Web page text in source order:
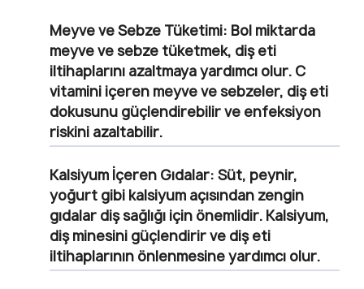
Meyve ve Sebze Tüketimi: Bol miktarda
meyve ve sebze tüketmek, diş eti
iltihaplarını azaltmaya yardımcı olur. C
vitamini içeren meyve ve sebzeler, diş eti
dokusunu güçlendirebilir ve enfeksiyon
riskini azaltabilir.
Kalsiyum İçeren Gıdalar: Süt, peynir,
yoğurt gibi kalsiyum açısından zengin
gıdalar diş sağlığı için önemlidir. Kalsiyum,
diş minesini güçlendirir ve diş eti
iltihaplarının önlenmesine yardımcı olur.